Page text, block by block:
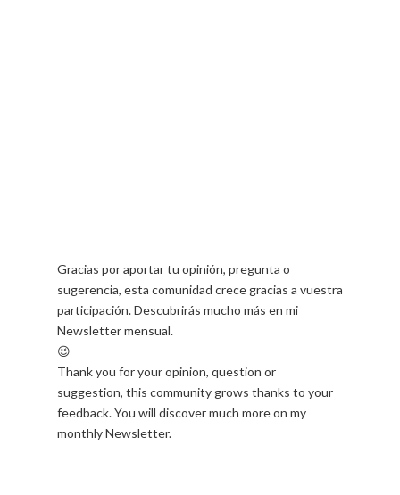
Gracias por aportar tu opinión, pregunta o
sugerencia, esta comunidad crece gracias a vuestra
participación. Descubrirás mucho más en mi
Newsletter mensual.
😉
Thank you for your opinion, question or
suggestion, this community grows thanks to your
feedback. You will discover much more on my
monthly Newsletter.